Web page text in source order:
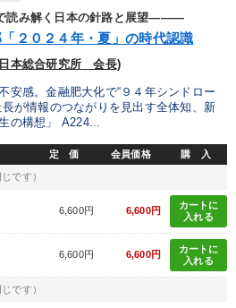
読み解く日本の針路と展望―――
２０２４年・夏」の時代認識
本総合研究所 会長)
安感。金融肥大化で“９４年シンドロー
が情報のつながりを見出す全体知、新
の構想」 A224...
定 価 会員価格 購 入
です）
6,600円 6,600円
カートに
入れる
6,600円 6,600円
カートに
入れる
です）